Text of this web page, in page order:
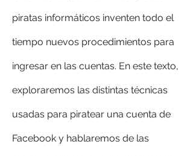
piratas informáticos inventen todo el
tiempo nuevos procedimientos para
ingresar en las cuentas. En este texto,
exploraremos las distintas técnicas
usadas para piratear una cuenta de
Facebook y hablaremos de las